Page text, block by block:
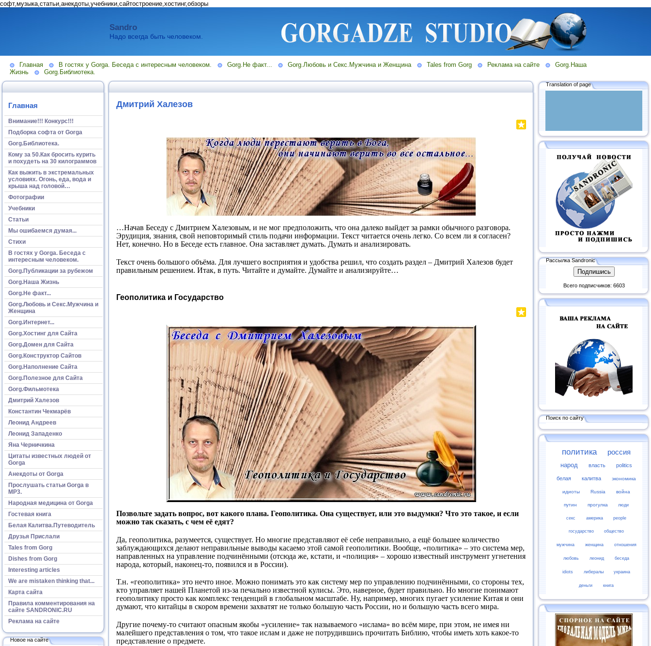
софт,музыка,статьи,анекдоты,учебники,сайтостроение,хостинг,обзоры
Sandro
Надо всегда быть человеком.
Главная В гостях у Gorga. Беседа с интересным человеком. Gorg.Не факт... Gorg.Любовь и Секс.Мужчина и Женщина Tales from Gorg Реклама на сайте
Gorg.Наша
Жизнь
Gorg.Библиотека.
Главная
Внимание!!! Конкурс!!!
Подборка софта от Gorga
Gorg.Библиотека.
Кому за 50.Как бросить курить
и похудеть на 30 килограммов
Как выжить в экстремальных
условиях. Огонь, еда, вода и
крыша над головой…
Фотографии
Учебники
Статьи
Мы ошибаемся думая...
Стихи
В гостях у Gorga. Беседа с
интересным человеком.
Gorg.Публикации за рубежом
Gorg.Наша Жизнь
Gorg.Не факт...
Gorg.Любовь и Секс.Мужчина и
Женщина
Gorg.Интернет...
Gorg.Хостинг для Сайта
Gorg.Домен для Сайта
Gorg.Конструктор Сайтов
Gorg.Наполнение Сайта
Gorg.Полезное для Сайта
Gorg.Фильмотека
Дмитрий Халезов
Константин Чекмарёв
Леонид Андреев
Леонид Западенко
Яна Черничкина
Цитаты известных людей от
Gorga
Анекдоты от Gorga
Прослушать статьи Gorga в
МР3.
Народная медицина от Gorga
Гостевая книга
Белая Калитва.Путеводитель
Друзья Прислали
Tales from Gorg
Dishes from Gorg
Interesting articles
We are mistaken thinking that...
Карта сайта
Правила комментирования на
сайте SANDRONIC.RU
Реклама на сайте
Новое на сайте
Дмитрий Халезов
…Начав Беседу с Дмитрием Халезовым, и не мог предположить, что она далеко выйдет за рамки обычного разговора.
Эрудиция, знания, свой неповторимый стиль подачи информации. Текст читается очень легко. Со всем ли я согласен?
Нет, конечно. Но в Беседе есть главное. Она заставляет думать. Думать и анализировать.
Текст очень большого объёма. Для лучшего восприятия и удобства решил, что создать раздел – Дмитрий Халезов будет
правильным решением. Итак, в путь. Читайте и думайте. Думайте и анализируйте…
Геополитика и Государство
Позвольте задать вопрос, вот какого плана. Геополитика. Она существует, или это выдумки? Что это такое, и если
можно так сказать, с чем её едят?
Да, геополитика, разумеется, существует. Но многие представляют её себе неправильно, а ещё большее количество
заблуждающихся делают неправильные выводы касаемо этой самой геополитики. Вообще, «политика» – это система мер,
направленных на управление подчинёнными (отсюда же, кстати, и «полиция» – хорошо известный инструмент угнетения
народа, который, наконец-то, появился и в России).
Т.н. «геополитика» это нечто иное. Можно понимать это как систему мер по управлению подчинёнными, со стороны тех,
кто управляет нашей Планетой из-за печально известной кулисы. Это, наверное, будет правильно. Но многие понимают
геополитику просто как комплекс тенденций в глобальном масштабе. Ну, например, многих пугает усиление Китая и они
думают, что китайцы в скором времени захватят не только большую часть России, но и большую часть всего мира.
Другие почему-то считают опасным якобы «усиление» так называемого «ислама» во всём мире, при этом, не имея ни
малейшего представления о том, что такое ислам и даже не потрудившись прочитать Библию, чтобы иметь хоть какое-то
представление о предмете.
Translation of page
Рассылка Sandronic
Всего подписчиков: 6603
Поиск по сайту
политика россия
народ власть politics
белая калитва экономика
идиоты Russia война
путин прогулка люди
секс америка people
государство общество
мужчина женщина отношения
любовь леонид беседа
idiots либералы украина
деньги книга